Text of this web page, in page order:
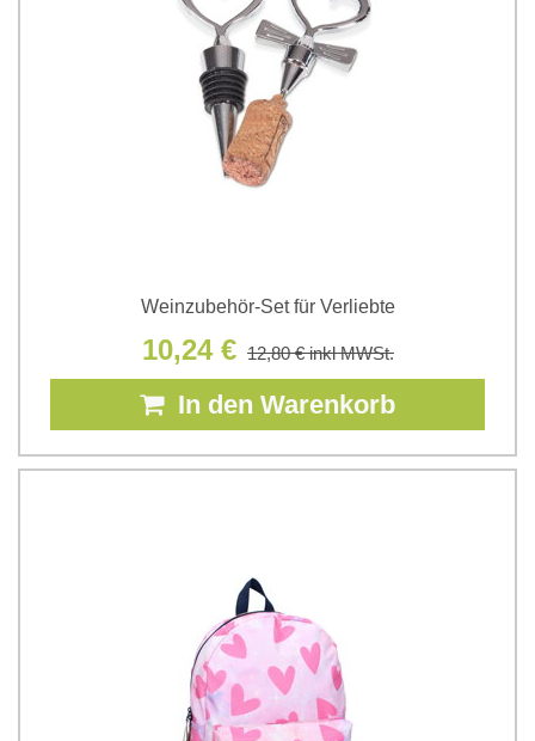
Weinzubehör-Set für Verliebte
10,24 € 12,80 €inkl MWSt.
In den Warenkorb